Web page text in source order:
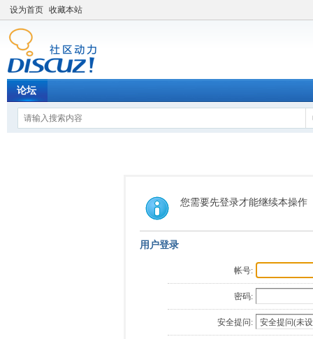
设为首页 收藏本站
论坛
您需要先登录才能继续本操作
用户登录
帐号:
密码:
安全提问: